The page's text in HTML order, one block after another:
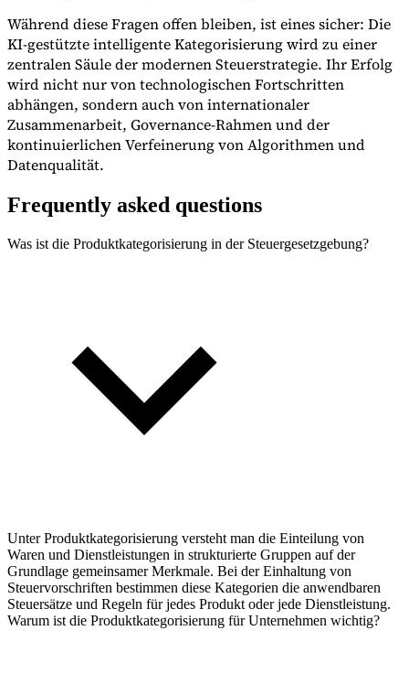
Während diese Fragen offen bleiben, ist eines sicher: Die
KI-gestützte intelligente Kategorisierung wird zu einer
zentralen Säule der modernen Steuerstrategie. Ihr Erfolg
wird nicht nur von technologischen Fortschritten
abhängen, sondern auch von internationaler
Zusammenarbeit, Governance-Rahmen und der
kontinuierlichen Verfeinerung von Algorithmen und
Datenqualität.
Frequently asked questions
Was ist die Produktkategorisierung in der Steuergesetzgebung?
Unter Produktkategorisierung versteht man die Einteilung von
Waren und Dienstleistungen in strukturierte Gruppen auf der
Grundlage gemeinsamer Merkmale. Bei der Einhaltung von
Steuervorschriften bestimmen diese Kategorien die anwendbaren
Steuersätze und Regeln für jedes Produkt oder jede Dienstleistung.
Warum ist die Produktkategorisierung für Unternehmen wichtig?